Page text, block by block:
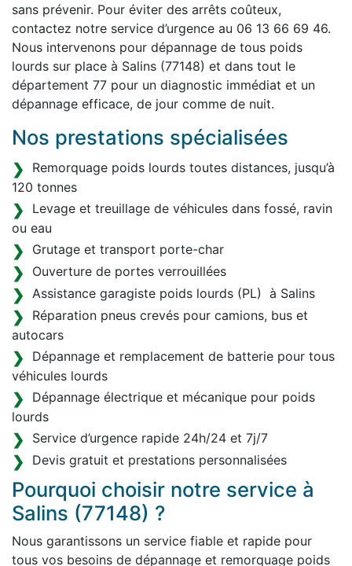
sans prévenir. Pour éviter des arrêts coûteux,
contactez notre service d’urgence au 06 13 66 69 46.
Nous intervenons pour dépannage de tous poids
lourds sur place à Salins (77148) et dans tout le
département 77 pour un diagnostic immédiat et un
dépannage efficace, de jour comme de nuit.
Nos prestations spécialisées
Remorquage poids lourds toutes distances, jusqu’à
120 tonnes
Levage et treuillage de véhicules dans fossé, ravin
ou eau
Grutage et transport porte-char
Ouverture de portes verrouillées
Assistance garagiste poids lourds (PL) à Salins
Réparation pneus crevés pour camions, bus et
autocars
Dépannage et remplacement de batterie pour tous
véhicules lourds
Dépannage électrique et mécanique pour poids
lourds
Service d’urgence rapide 24h/24 et 7j/7
Devis gratuit et prestations personnalisées
Pourquoi choisir notre service à
Salins (77148) ?
Nous garantissons un service fiable et rapide pour
tous vos besoins de dépannage et remorquage poids